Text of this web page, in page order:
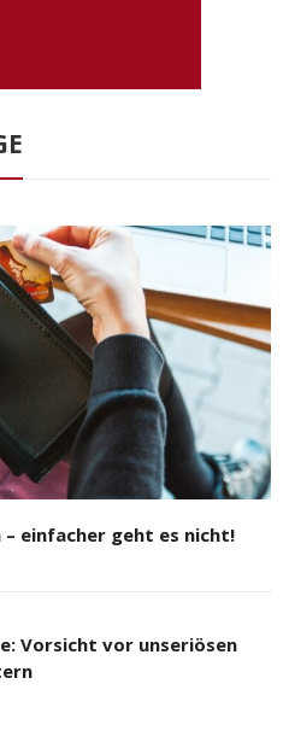
einfacher geht es nicht!
Vorsicht vor unseriösen